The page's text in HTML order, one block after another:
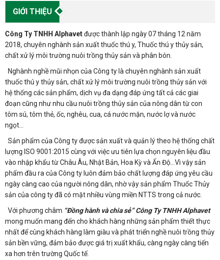
GIỚI THIỆU
Công Ty TNHH Alphavetđược thành lập ngày 07 tháng 12 năm
2018, chuyên nghành sản xuất thuốc thú y, Thuốc thú y thủy sản,
chất xử lý môi trường nuôi trồng thủy sản và phân bón.
Nghành nghề mũi nhọn của Công ty là chuyên nghành sản xuất
thuốc thú y thủy sản, chất xử lý môi trường nuôi trồng thủy sản với
hệ thống các sản phẩm, dịch vụ đa dạng đáp ứng tất cả các giai
đoạn cũng như nhu cầu nuôi trồng thủy sản của nông dân từ con
tôm sú, tôm thẻ, ốc, nghêu, cua, cá nước mặn, nước lợ và nước
ngọt…
Sản phẩm của Công ty được sản xuất và quản lý theo hệ thống chất
lượng ISO 9001:2015 cùng với việc ưu tiên lựa chọn nguyên liệu đầu
vào nhập khẩu từ Châu Âu, Nhật Bản, Hoa Kỳ và Ấn Độ…Vì vậy sản
phẩm đầu ra của Công ty luôn đảm bảo chất lượng đáp ứng yêu cầu
ngày càng cao của người nông dân, nhờ vậy sản phẩm Thuốc Thủy
sản của công ty đã có mặt nhiều vùng miền NTTS trong cả nước.
Với phương châm “Đồng hành và chia sẻ” Công Ty TNHH Alphavet
mong muốn mang đến cho khách hàng những sản phẩm thiết thực
nhất để cùng khách hàng làm giàu và phát triển nghề nuôi trồng thủy
sản bền vững, đảm bảo được giá trị xuất khẩu, càng ngày càng tiến
xa hơn trên trường Quốc tế.